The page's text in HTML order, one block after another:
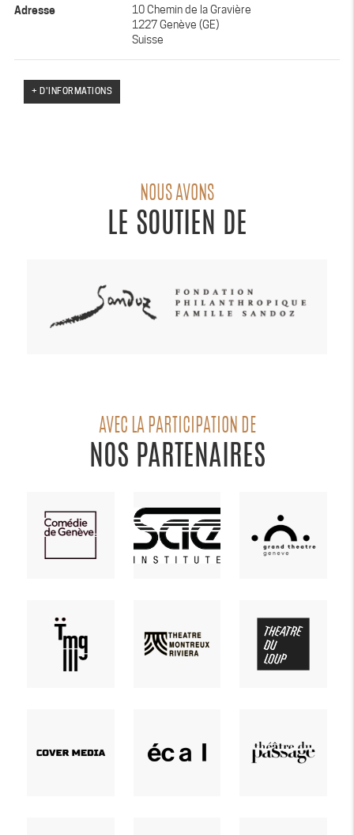
Adresse
10 Chemin de la Gravière
1227 Genève (GE)
Suisse
+ D'INFORMATIONS
NOUS AVONS
LE SOUTIEN DE
AVEC LA PARTICIPATION DE
NOS PARTENAIRES